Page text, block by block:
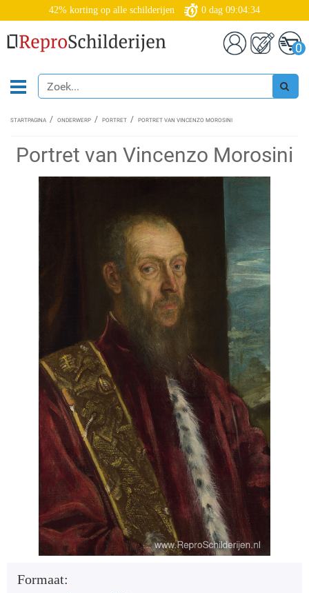
42% korting op alle schilderijen 0 dag 09:04:33
0
STARTPAGINA ONDERWERP PORTRET PORTRET VAN VINCENZO MOROSINI
Portret van Vincenzo Morosini
Formaat: